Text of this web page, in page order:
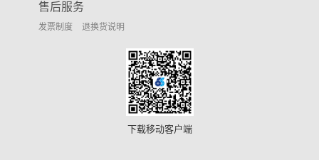
售后服务
发票制度 退换货说明
下载移动客户端